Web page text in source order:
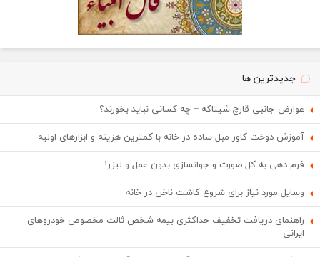
جدیدترین ها
عوارض جانبی قارچ شیتاکه + چه کسانی نباید بخورند؟
آموزش دوخت کاور مبل ساده در خانه با کمترین هزینه و ابزارهای اولیه
فرم دهی به کل صورت و جوانسازی بدون عمل و لیزر!
وسایل مورد نیاز برای شروع کاشت ناخن در خانه
راهنمای دریافت تخفیف حداکثری بیمه شخص ثالث مخصوص خودروهای
ایرانی